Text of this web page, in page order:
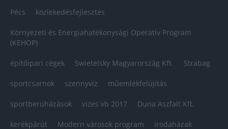
Pécs közlekedésfejlesztés
Környezeti és Energiahatékonysági Operatív Program
(KEHOP)
építőipari cégek Swietelsky Magyarország Kft. Strabag
sportcsarnok szennyvíz műemlékfelújítás
sportberuházások vizes vb 2017 Duna Aszfalt Kft.
kerékpárút Modern városok program irodaházak